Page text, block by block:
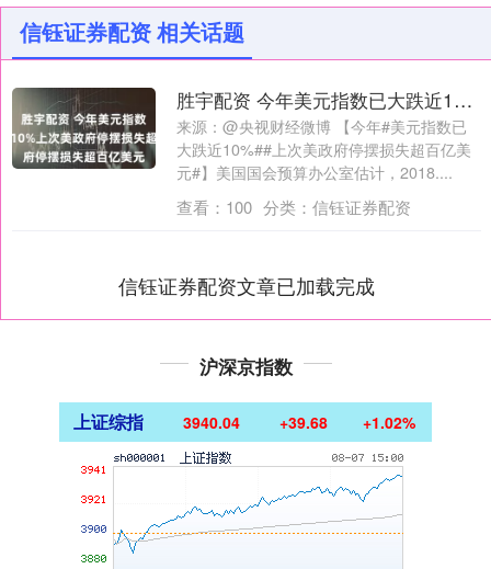
信钰证券配资 相关话题
胜宇配资 今年美元指数已大跌近10%上次美政府停摆损失超百亿美元
来源：@央视财经微博 【今年#美元指数已
大跌近10%##上次美政府停摆损失超百亿美
元#】美国国会预算办公室估计，2018....
查看： 100 分类： 信钰证券配资
信钰证券配资文章已加载完成
沪深京指数
上证综指 3940.04 +39.68 +1.02%